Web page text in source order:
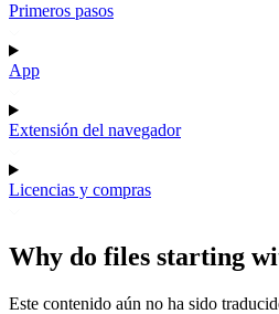
Primeros pasos
App
Extensión del navegador
Licencias y compras
Why do files starting
Este contenido aún no ha sido